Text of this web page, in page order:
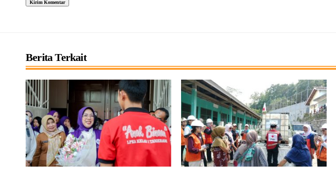
Berita Terkait